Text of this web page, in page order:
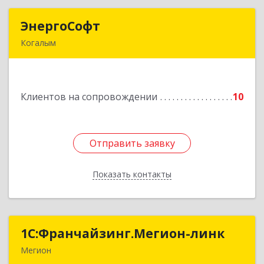
ЭнергоСофт
Когалым
Клиентов на сопровождении 10
Отправить заявку
Показать контакты
Отправить заявку
Назад
1С:Франчайзинг.Мегион-линк
Мегион
1С:Франчайзинг.Мегион-линк